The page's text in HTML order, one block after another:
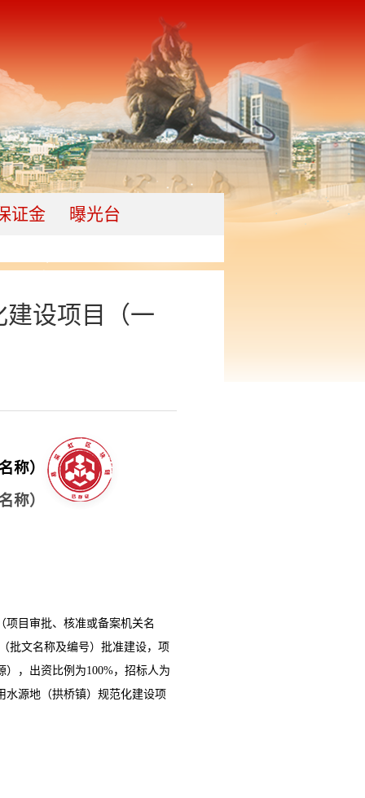
证金 曝光台
建设项目（一
称）
称）
（项目审批、核准或备案机关名
（批文名称及编号）批准建设，项
），出资比例为100%， 招标人为
水源地（拱桥镇）规范化建设项